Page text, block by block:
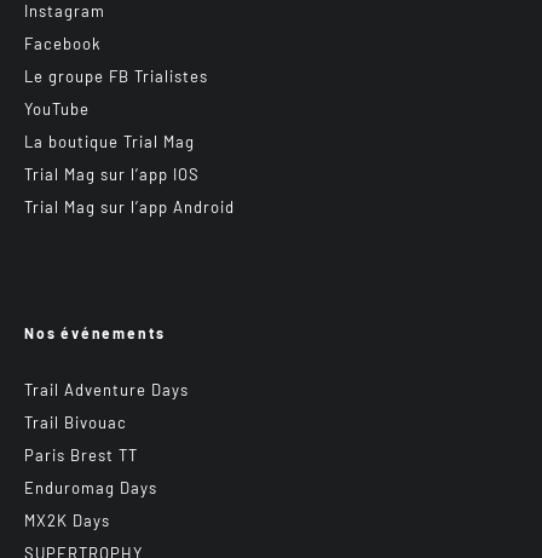
Instagram
Facebook
Le groupe FB Trialistes
YouTube
La boutique Trial Mag
Trial Mag sur l’app IOS
Trial Mag sur l’app Android
Nos événements
Trail Adventure Days
Trail Bivouac
Paris Brest TT
Enduromag Days
MX2K Days
SUPERTROPHY